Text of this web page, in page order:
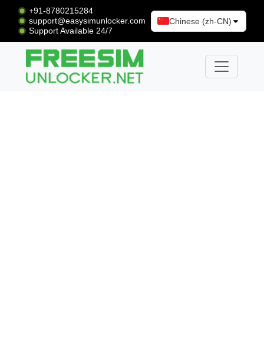
+91-8780215284
support@easysimunlocker.com
Support Available 24/7
Chinese (zh-CN)